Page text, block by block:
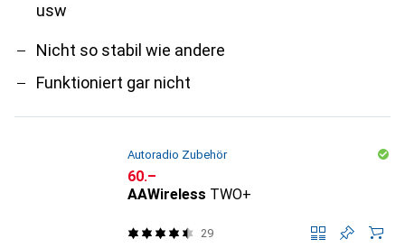
usw
Nicht so stabil wie andere
Funktioniert gar nicht
Autoradio Zubehör
CHF
60.–
AAWireless TWO+
29